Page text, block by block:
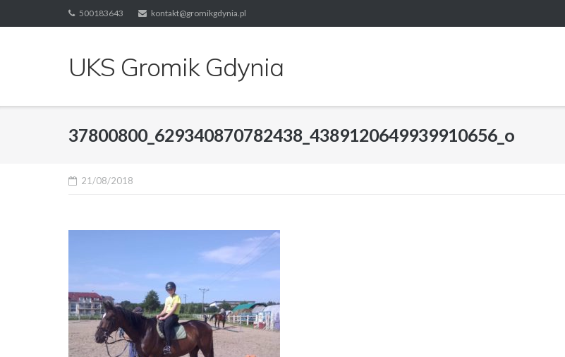
to
500183643 kontakt@gromikgdynia.pl
UKS Gromik Gdynia
37800800_629340870782438_4389120649939910656_o
21/08/2018